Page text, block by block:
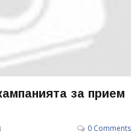
за прием
0 Comments